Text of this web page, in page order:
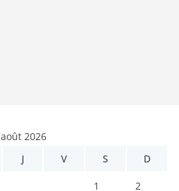
août 2026
J V S D
1 2